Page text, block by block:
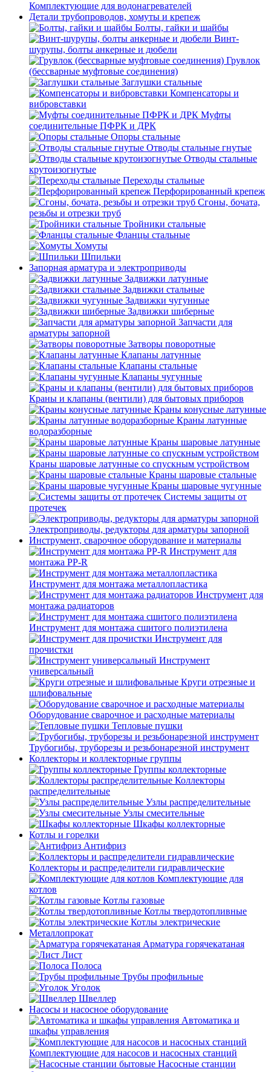
Комплектующие для водонагревателей
Детали трубопроводов, хомуты и крепеж
Болты, гайки и шайбы
Винт-
шурупы, болты анкерные и дюбели
Грувлок
(бессварные муфтовые соединения)
Заглушки стальные
Компенсаторы и
вибровставки
Муфты
соединительные ПФРК и ДРК
Опоры стальные
Отводы стальные гнутые
Отводы стальные
крутоизогнутые
Переходы стальные
Перфорированный крепеж
Сгоны, бочата,
резьбы и отрезки труб
Тройники стальные
Фланцы стальные
Хомуты
Шпильки
Запорная арматура и электроприводы
Задвижки латунные
Задвижки стальные
Задвижки чугунные
Задвижки шиберные
Запчасти для
арматуры запорной
Затворы поворотные
Клапаны латунные
Клапаны стальные
Клапаны чугунные
Краны и клапаны (вентили) для бытовых приборов
Краны конусные латунные
Краны латунные
водоразборные
Краны шаровые латунные
Краны шаровые латунные со спускным устройством
Краны шаровые стальные
Краны шаровые чугунные
Системы защиты от
протечек
Электроприводы, редукторы для арматуры запорной
Инструмент, сварочное оборудование и материалы
Инструмент для
монтажа PP-R
Инструмент для монтажа металлопластика
Инструмент для
монтажа радиаторов
Инструмент для монтажа сшитого полиэтилена
Инструмент для
прочистки
Инструмент
универсальный
Круги отрезные и
шлифовальные
Оборудование сварочное и расходные материалы
Тепловые пушки
Трубогибы, труборезы и резьбонарезной инструмент
Коллекторы и коллекторные группы
Группы коллекторные
Коллекторы
распределительные
Узлы распределительные
Узлы смесительные
Шкафы коллекторные
Котлы и горелки
Антифриз
Коллекторы и распределители гидравлические
Комплектующие для
котлов
Котлы газовые
Котлы твердотопливные
Котлы электрические
Металлопрокат
Арматура горячекатаная
Лист
Полоса
Трубы профильные
Уголок
Швеллер
Насосы и насосное оборудование
Автоматика и
шкафы управления
Комплектующие для насосов и насосных станций
Насосные станции